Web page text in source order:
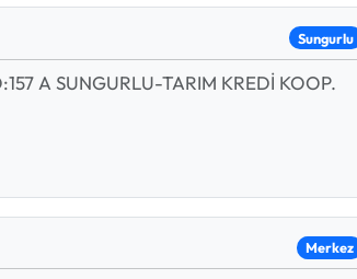
Sungurlu
A SUNGURLU-TARIM KREDİ KOOP.
Merkez